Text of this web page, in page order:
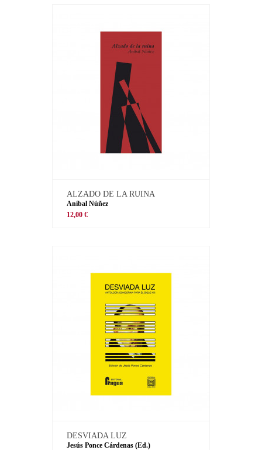
ALZADO DE LA RUINA
Aníbal Núñez
12,00 €
DESVIADA LUZ
Jesús Ponce Cárdenas (Ed.)